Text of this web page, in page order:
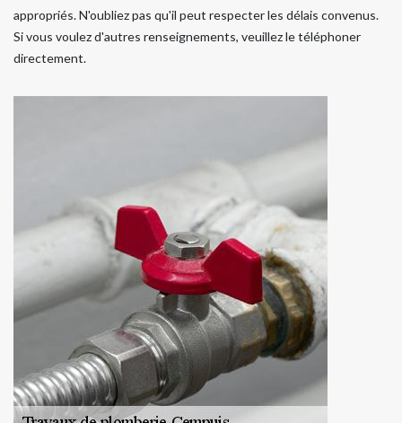
appropriés. N'oubliez pas qu'il peut respecter les délais convenus.
Si vous voulez d'autres renseignements, veuillez le téléphoner
directement.